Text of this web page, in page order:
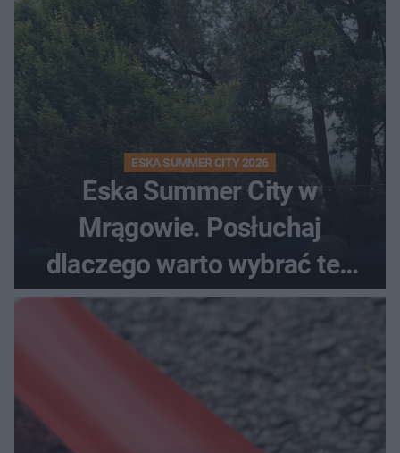
ESKA SUMMER CITY 2026
Eska Summer City w
Mrągowie. Posłuchaj
dlaczego warto wybrać ten
kierunek na urlop!